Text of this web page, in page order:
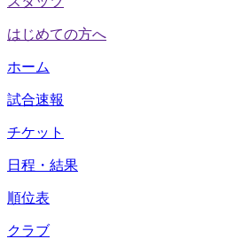
はじめての方へ
ホーム
試合速報
チケット
日程・結果
順位表
クラブ